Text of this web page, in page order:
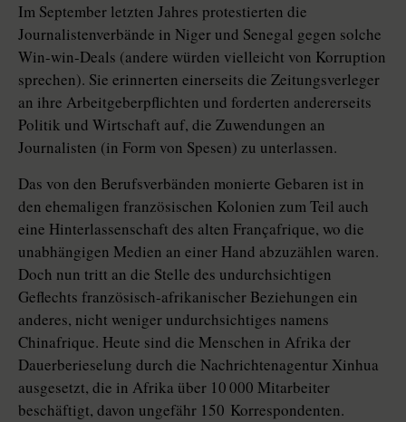
Im September letzten Jahres protestierten die
Journalistenverbände in Niger und Senegal gegen solche
Win-win-Deals (andere würden vielleicht von Korruption
sprechen). Sie erinnerten einerseits die Zeitungsverleger
an ihre Arbeitgeberpflichten und forderten andererseits
Politik und Wirtschaft auf, die Zuwendungen an
Journalisten (in Form von Spesen) zu unterlassen.
Das von den Berufsverbänden monierte Gebaren ist in
den ehemaligen französischen Kolonien zum Teil auch
eine Hinterlassenschaft des alten Françafrique, wo die
unabhängigen Medien an einer Hand abzuzählen waren.
Doch nun tritt an die Stelle des undurchsichtigen
Geflechts französisch-afrikanischer Beziehungen ein
anderes, nicht weniger undurchsichtiges namens
Chinafrique. Heute sind die Menschen in Afrika der
Dauerberieselung durch die Nachrichtenagentur Xinhua
ausgesetzt, die in Afrika über 10 000 Mitarbeiter
beschäftigt, davon ungefähr 150 Korrespondenten.